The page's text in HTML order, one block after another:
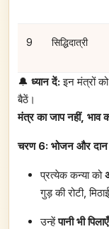
9 सिद्धिदात्री
🔔 ध्यान दें:इन मंत्रों
बैठें।
मंत्र का जाप नहीं, भाव
चरण 6: भोजन और दान
प्रत्येक कन्या को
गुड़ की रोटी,
उन्हेंपानी भी पिलाएँ